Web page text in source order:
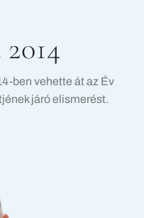
ben vehette át az Év
járó elismerést.